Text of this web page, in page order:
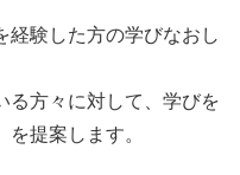
経験した方の学びなおし
る方々に対して、学びを
提案します。